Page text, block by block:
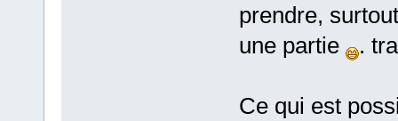
prendre,
une partie
.
Ce qui est